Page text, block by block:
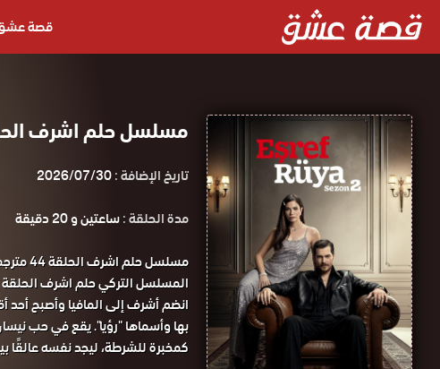
قصة
مسلسل حلم اشرف الحلقة 44 مترجمة
تاريخ الإضافة :2026/07/30
مدة الحلقة :ساعتين و 20 دقيقة
مسلسل
المسلسل التركي حلم اشرف الحلقة 44 كاملة HD قصة عشق.
انضم أشرف إلى المافيا وأصبح أحد
بها وأسماها "رؤيا". يقع في حب
كمخبرة للشرطة، ليجد نفسه عالقًا